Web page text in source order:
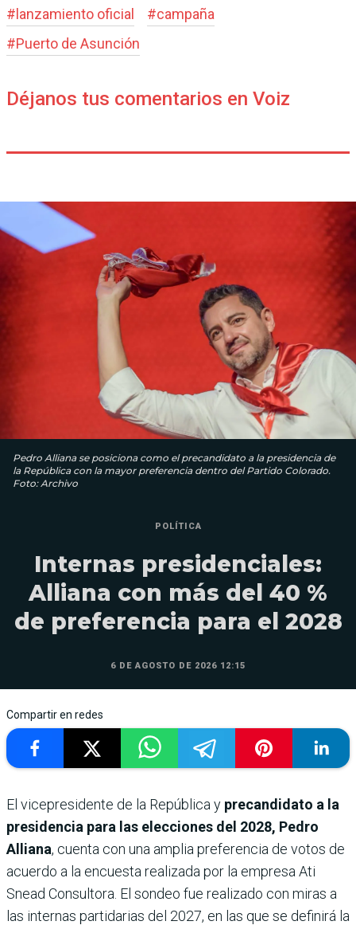
#lanzamiento oficial #campaña
#Puerto de Asunción
Déjanos tus comentarios en Voiz
Pedro Alliana se posiciona como el precandidato a la presidencia de
la República con la mayor preferencia dentro del Partido Colorado.
Foto: Archivo
POLÍTICA
Internas presidenciales:
Alliana con más del 40 %
de preferencia para el 2028
6 DE AGOSTO DE 2026 12:15
Compartir en redes
El vicepresidente de la República y precandidato a la
presidencia para las elecciones del 2028, Pedro
Alliana, cuenta con una amplia preferencia de votos de
acuerdo a la encuesta realizada por la empresa Ati
Snead Consultora. El sondeo fue realizado con miras a
las internas partidarias del 2027, en las que se definirá la